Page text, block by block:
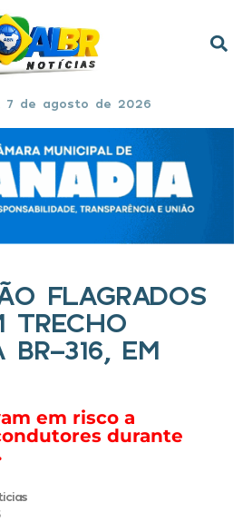
7 de agosto de 2026
FLAGRADOS
TRECHO
BR-316, EM
em risco a
durante